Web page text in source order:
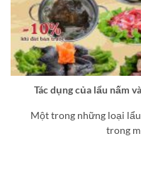
Tác dụng của lẩu nấm
Một trong những loại
trong